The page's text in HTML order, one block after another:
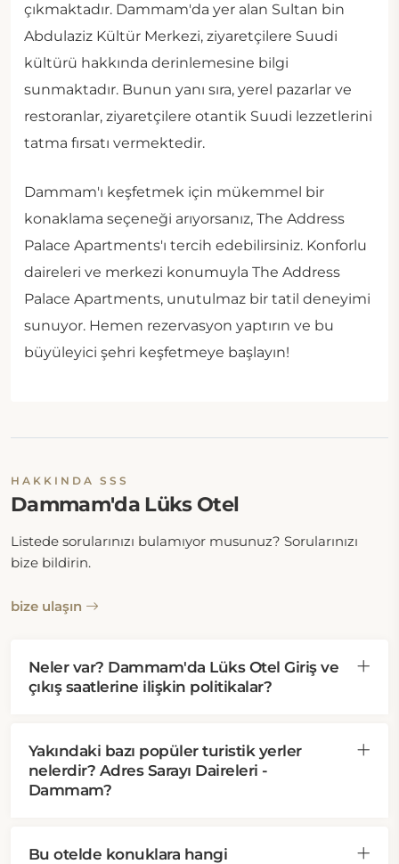
çıkmaktadır. Dammam'da yer alan Sultan bin
Abdulaziz Kültür Merkezi, ziyaretçilere Suudi
kültürü hakkında derinlemesine bilgi
sunmaktadır. Bunun yanı sıra, yerel pazarlar ve
restoranlar, ziyaretçilere otantik Suudi lezzetlerini
tatma fırsatı vermektedir.
Dammam'ı keşfetmek için mükemmel bir
konaklama seçeneği arıyorsanız, The Address
Palace Apartments'ı tercih edebilirsiniz. Konforlu
daireleri ve merkezi konumuyla The Address
Palace Apartments, unutulmaz bir tatil deneyimi
sunuyor. Hemen rezervasyon yaptırın ve bu
büyüleyici şehri keşfetmeye başlayın!
HAKKINDA SSS
Dammam'da Lüks Otel
Listede sorularınızı bulamıyor musunuz? Sorularınızı
bize bildirin.
bize ulaşın
Neler var? Dammam'da Lüks Otel Giriş ve
çıkış saatlerine ilişkin politikalar?
Yakındaki bazı popüler turistik yerler
nelerdir? Adres Sarayı Daireleri -
Dammam?
Bu otelde konuklara hangi